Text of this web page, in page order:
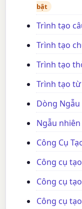
bật
Trình tạo
Trình tạo
Trình tạo
Trình tạo
Dòng Ngẫu
Ngẫu
Công Cụ
Công cụ
Công cụ
Công cụ